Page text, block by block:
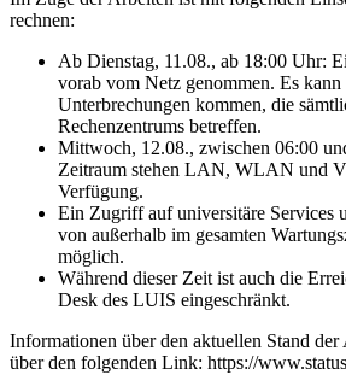
rechnen:
Ab Dienstag, 11.08., ab 18:00 Uhr:
vorab vom Netz genommen. Es kann
Unterbrechungen kommen, die
Rechenzentrums betreffen.
Mittwoch, 12.08., zwischen 06:00
Zeitraum stehen LAN, WLAN und
Verfügung.
Ein Zugriff auf universitäre Services
von außerhalb im gesamten
möglich.
Während dieser Zeit ist auch die
Desk des LUIS eingeschränkt.
Informationen über den aktuellen Stand der
über den folgenden Link: https://